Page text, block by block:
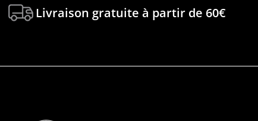
Livraison gratuite à partir de 60€